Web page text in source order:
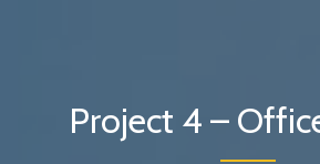
Project 4 –